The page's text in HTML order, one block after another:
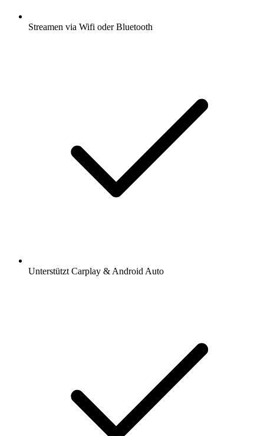
Streamen via Wifi oder Bluetooth
Unterstützt Carplay & Android Auto